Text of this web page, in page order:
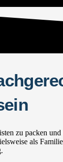
zu packen
als